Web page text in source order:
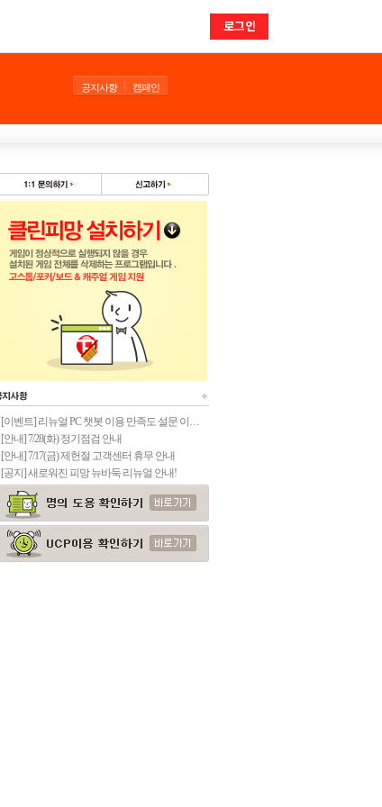
로그인
공지사항 캠페인
[이벤트] 리뉴얼 PC 챗봇 이용 만족도 설문 이벤트(종료)
[안내] 7/28(화) 정기점검 안내
[안내] 7/17(금) 제헌절 고객센터 휴무 안내
[공지] 새로워진 피망 뉴바둑 리뉴얼 안내!